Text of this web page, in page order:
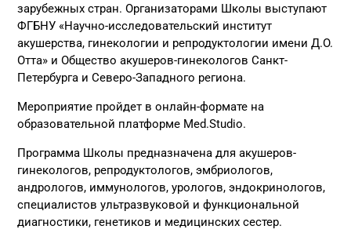
зарубежных стран. Организаторами Школы выступают
ФГБНУ «Научно-исследовательский институт
акушерства, гинекологии и репродуктологии имени Д.О.
Отта» и Общество акушеров-гинекологов Санкт-
Петербурга и Северо-Западного региона.
Мероприятие пройдет в онлайн-формате на
образовательной платформе Med.Studio.
Программа Школы предназначена для акушеров-
гинекологов, репродуктологов, эмбриологов,
андрологов, иммунологов, урологов, эндокринологов,
специалистов ультразвуковой и функциональной
диагностики, генетиков и медицинских сестер.